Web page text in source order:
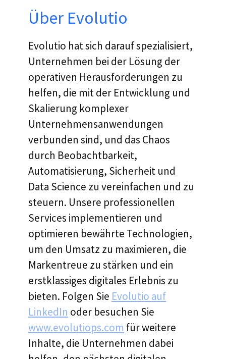
Über Evolutio
Evolutio hat sich darauf spezialisiert,
Unternehmen bei der Lösung der
operativen Herausforderungen zu
helfen, die mit der Entwicklung und
Skalierung komplexer
Unternehmensanwendungen
verbunden sind, und das Chaos
durch Beobachtbarkeit,
Automatisierung, Sicherheit und
Data Science zu vereinfachen und zu
steuern. Unsere professionellen
Services implementieren und
optimieren bewährte Technologien,
um den Umsatz zu maximieren, die
Markentreue zu stärken und ein
erstklassiges digitales Erlebnis zu
bieten. Folgen Sie Evolutio auf
LinkedIn oder besuchen Sie
www.evolutiops.com für weitere
Inhalte, die Unternehmen dabei